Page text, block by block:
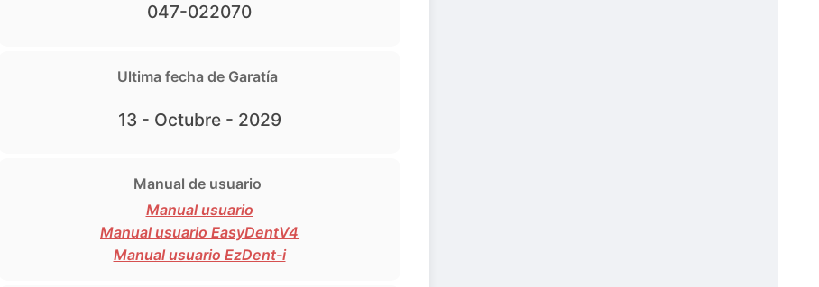
047-022070
Ultima fecha de Garatía
13 - Octubre - 2029
Manual de usuario
Manual usuario
Manual usuario EasyDentV4
Manual usuario EzDent-i